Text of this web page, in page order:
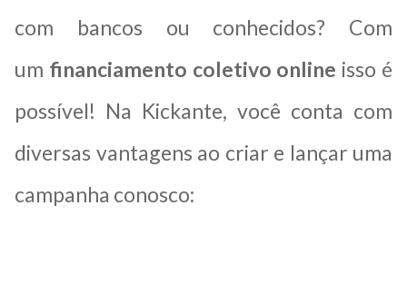
com bancos ou conhecidos? Com
um financiamento coletivo online isso é
possível! Na Kickante, você conta com
diversas vantagens ao criar e lançar uma
campanha conosco: